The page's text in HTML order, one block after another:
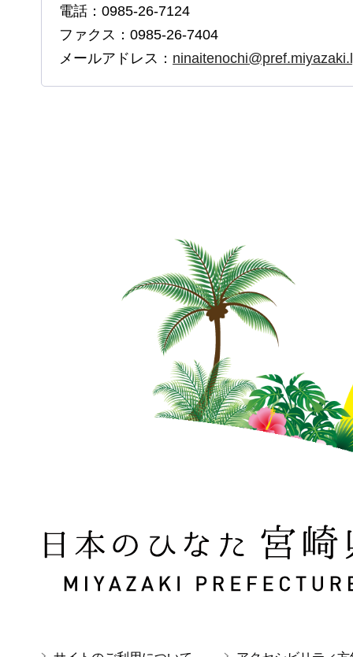
電話：0985-26-7124
ファクス：0985-26-7404
メールアドレス：
日本のひなた 宮崎県 MIYAZAKI PREFECTURE